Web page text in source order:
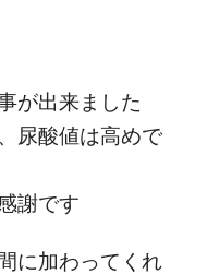
が出来ました
尿酸値は高めで
謝です
に加わってくれ